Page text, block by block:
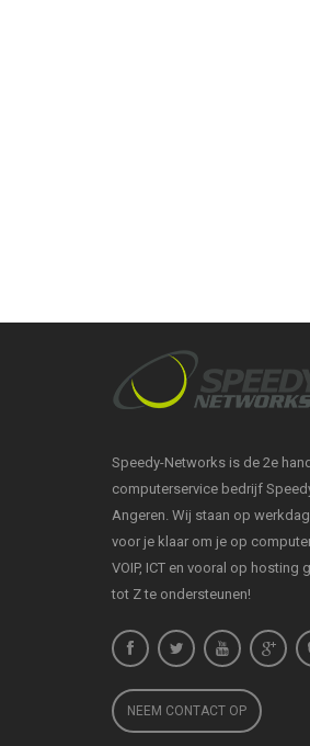
Speedy-Networks is de 2e
computerservice bedrijf
Angeren. Wij staan op
voor je klaar om je op
VOIP, ICT en vooral op hosting
tot Z te ondersteunen!
NEEM CONTACT OP